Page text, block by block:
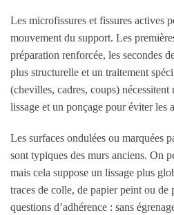
Les microfissures et fissures actives
mouvement du support. Les
préparation renforcée, les secondes
plus structurelle et un traitement
(chevilles, cadres, coups)
lissage et un ponçage pour éviter les
Les surfaces ondulées ou marquées
sont typiques des murs anciens. On
mais cela suppose un lissage plus
traces de colle, de papier peint ou de
questions d’adhérence : sans